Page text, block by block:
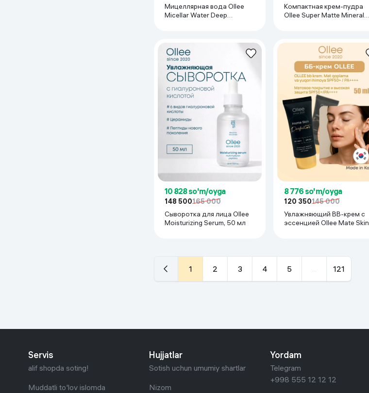
Мицеллярная вода Ollee
Micellar Water Deep
Компактная крем-пудра
Ollee Super Matte Mineral
10 828 so'm/oyga
148 500165 000
Сыворотка для лица Ollee
Moisturizing Serum, 50 мл
8 776 so'm/oyga
120 350145 000
Увлажняющий BB-крем с
эссенцией Ollee Mate Skin
1 2 3 4 5 121
Servis
alif shopda soting!
Muddatli to'lov islomda
Hujjatlar
Sotish uchun umumiy shartlar
Nizom
Yordam
Telegram
+998 555 12 12 12